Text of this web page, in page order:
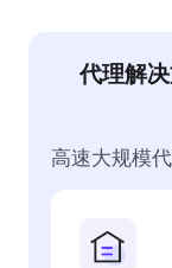
代理解
高速大规模